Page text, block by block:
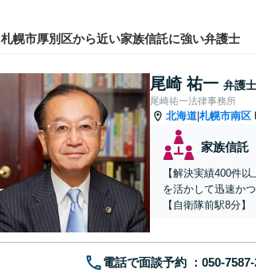
札幌市厚別区から近い家族信託に強い弁護士
尾崎 祐一 弁護士
尾崎祐一法律事務所
北海道 札幌市南区
家族信託
【解決実績400件
を活かして迅速か
【自衛隊前駅8分】
電話で面談予約